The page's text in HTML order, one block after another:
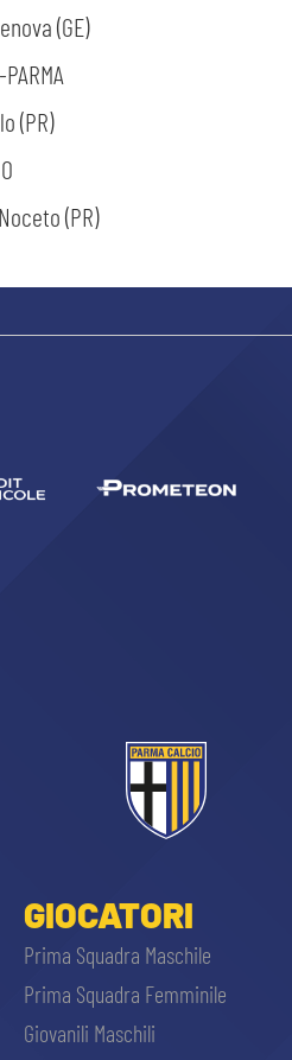
(GE)
(PR)
(PR)
GIOCATORI
Prima Squadra Maschile
Prima Squadra Femminile
Giovanili Maschili